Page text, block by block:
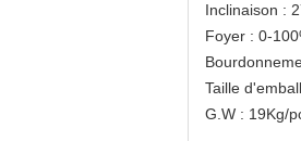
Inclinaison :
Foyer : 0-
Taille
G.W : 19Kg/